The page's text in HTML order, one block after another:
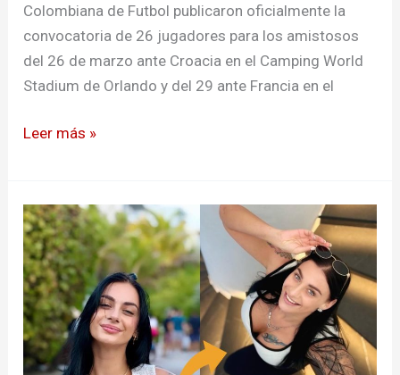
Colombiana de Futbol publicaron oficialmente la
convocatoria de 26 jugadores para los amistosos
del 26 de marzo ante Croacia en el Camping World
Stadium de Orlando y del 29 ante Francia en el
Colombia
mundialista
Leer más »
Rumores
de
infidelidad
rodean
a
la
expareja